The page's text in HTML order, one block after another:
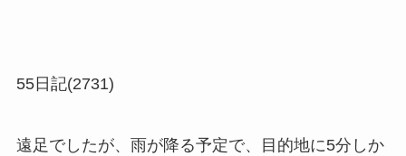
55日記(2731)
遠足でしたが、雨が降る予定で、目的地に5分しか